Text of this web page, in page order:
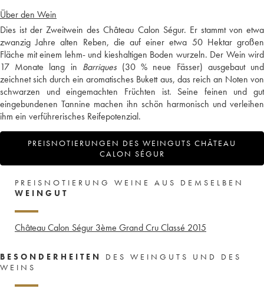
Über den Wein
Dies ist der Zweitwein des Château Calon Ségur. Er stammt von etwa
zwanzig Jahre alten Reben, die auf einer etwa 50 Hektar großen
Fläche mit einem lehm- und kieshaltigen Boden wurzeln. Der Wein wird
17 Monate lang in Barriques(30 % neue Fässer) ausgebaut und
zeichnet sich durch ein aromatisches Bukett aus, das reich an Noten von
schwarzen und eingemachten Früchten ist. Seine feinen und gut
eingebundenen Tannine machen ihn schön harmonisch und verleihen
ihm ein verführerisches Reifepotenzial.
PREISNOTIERUNGEN DES WEINGUTS CHÂTEAU
CALON SÉGUR
PREISNOTIERUNG WEINE AUS DEMSELBEN
WEINGUT
Château Calon Ségur 3ème Grand Cru Classé 2015
BESONDERHEITEN
DES WEINGUTS UND DES
WEINS